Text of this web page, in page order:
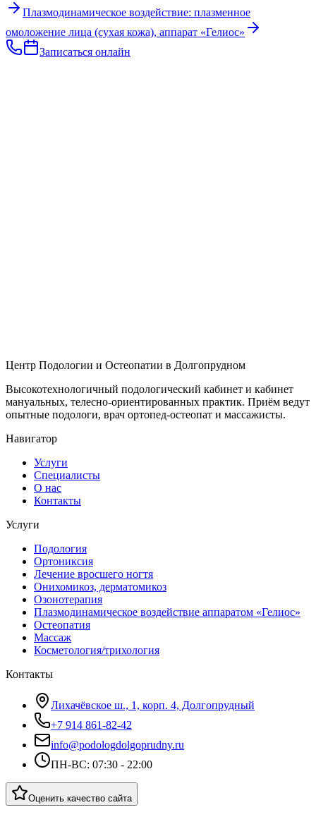
Плазмодинамическое воздействие: плазменное
омоложение лица (сухая кожа), аппарат «Гелиос»
Записаться онлайн
Центр Подологии и Остеопатии в Долгопрудном
Высокотехнологичный подологический кабинет и кабинет
мануальных, телесно-ориентированных практик. Приём ведут
опытные подологи, врач ортопед-остеопат и массажисты.
Навигатор
Услуги
Специалисты
О нас
Контакты
Услуги
Подология
Ортониксия
Лечение вросшего ногтя
Онихомикоз, дерматомикоз
Озонотерапия
Плазмодинамическое воздействие аппаратом «Гелиос»
Остеопатия
Массаж
Косметология/трихология
Контакты
Лихачёвское ш., 1, корп. 4, Долгопрудный
+7 914 861-82-42
info@podologdolgoprudny.ru
ПН-ВС: 07:30 - 22:00
Оценить качество сайта